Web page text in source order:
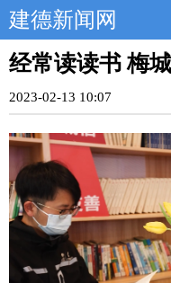
建德新闻网
经常读读书 梅
2023-02-13 10:07